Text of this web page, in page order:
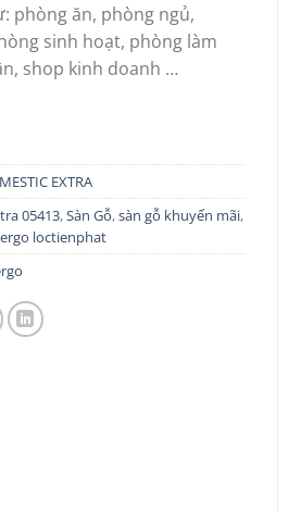
phòng ăn, phòng ngủ,
sinh hoạt, phòng làm
shop kinh doanh …
EXTRA
05413,Sàn Gỗ,sàn gỗ khuyến mãi,
loctienphat